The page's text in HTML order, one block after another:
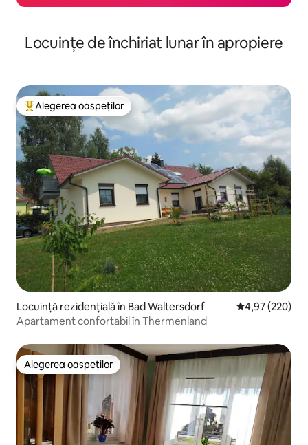
Locuințe de închiriat lunar în apropiere
Locuință din topul categoriei Alegerea oaspeților
Alegerea oaspeților
Locuință rezidențială în Bad Waltersdorf Scor mediu de
4,97 (220)
Apartament confortabil în Thermenland
Alegerea oaspeților
Alegerea oaspeților